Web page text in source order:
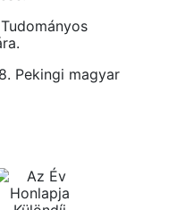
Pekingi magyar